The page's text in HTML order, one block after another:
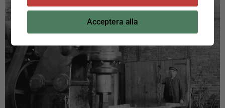
Acceptera alla